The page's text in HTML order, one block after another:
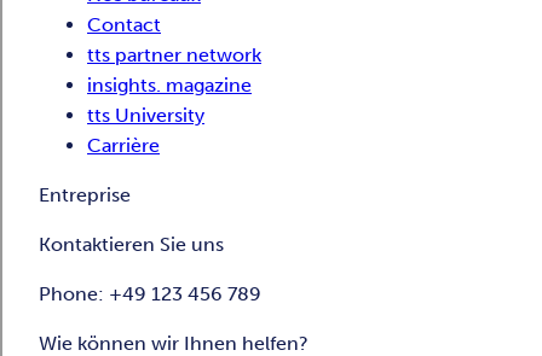
Contact
tts partner network
insights. magazine
tts University
Carrière
Entreprise
Kontaktieren Sie uns
Phone: +49 123 456 789
Wie können wir Ihnen helfen?